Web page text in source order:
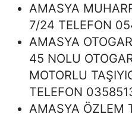
AMASYA
7/24 TELEFON
AMASYA
45 NOLU
MOTORLU
TELEFON
AMASYA ÖZLEM